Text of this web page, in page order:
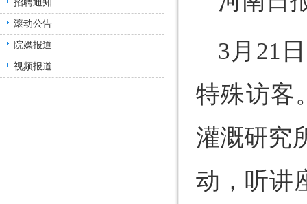
招聘通知
滚动公告
院媒报道
视频报道
3月21
特殊访客
灌溉研究
动，听讲